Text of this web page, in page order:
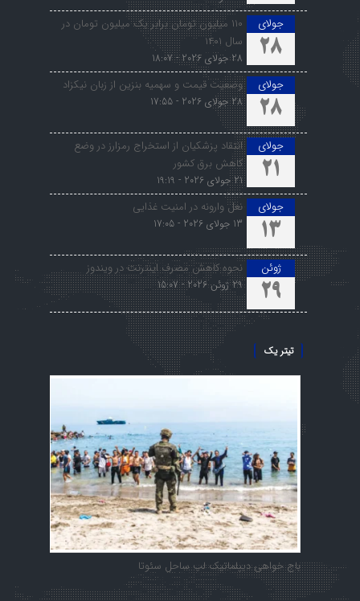
جولای
28
۱۱۰ میلیون تومان برابر یک میلیون تومان در
سال ۱۴۰۱
28 جولای 2026 - 18:07
جولای
28
وضعیت قیمت و سهمیه بنزین از زبان نیکزاد
28 جولای 2026 - 17:55
جولای
21
انتقاد پزشکیان از استخراج رمزارز در وضع
کاهش برق کشور
21 جولای 2026 - 19:19
جولای
13
نعل وارونه در امنیت غذایی
13 جولای 2026 - 17:05
ژوئن
29
نحوه کاهش مصرف اینترنت در ویندوز
29 ژوئن 2026 - 15:07
تیتر یک
باج خواهی دیپلماتیک لب ساحل سئوتا